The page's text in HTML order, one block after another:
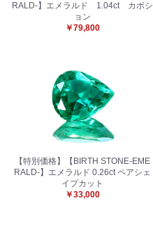
RALD-】エメラルド 1.04ct カボシ
ョン
￥79,800
【特別価格】【BIRTH STONE-EME
RALD-】エメラルド 0.26ct ペアシェ
イプカット
￥33,000